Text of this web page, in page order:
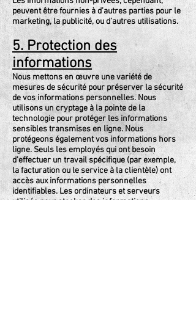
peuvent être fournies à d’autres parties pour le
marketing, la publicité, ou d’autres utilisations.
5. Protection des
informations
Nous mettons en œuvre une variété de
mesures de sécurité pour préserver la sécurité
de vos informations personnelles. Nous
utilisons un cryptage à la pointe de la
technologie pour protéger les informations
sensibles transmises en ligne. Nous
protégeons également vos informations hors
ligne. Seuls les employés qui ont besoin
d’effectuer un travail spécifique (par exemple,
la facturation ou le service à la clientèle) ont
accès aux informations personnelles
identifiables. Les ordinateurs et serveurs
utilisés pour stocker des informations